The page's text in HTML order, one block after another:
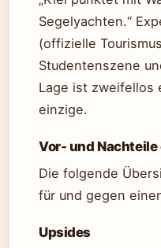
Segelyachten.“
(offizielle
Studentenszene
Lage ist zweifellos
einzige.
Vor- und
Die folgende
für und gegen
Upsides